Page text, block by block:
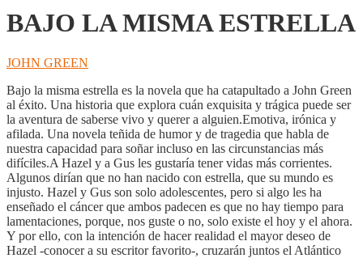
BAJO LA MISMA ESTRELLA
JOHN GREEN
Bajo la misma estrella es la novela que ha catapultado a John Green
al éxito. Una historia que explora cuán exquisita y trágica puede ser
la aventura de saberse vivo y querer a alguien.Emotiva, irónica y
afilada. Una novela teñida de humor y de tragedia que habla de
nuestra capacidad para soñar incluso en las circunstancias más
difíciles.A Hazel y a Gus les gustaría tener vidas más corrientes.
Algunos dirían que no han nacido con estrella, que su mundo es
injusto. Hazel y Gus son solo adolescentes, pero si algo les ha
enseñado el cáncer que ambos padecen es que no hay tiempo para
lamentaciones, porque, nos guste o no, solo existe el hoy y el ahora.
Y por ello, con la intención de hacer realidad el mayor deseo de
Hazel -conocer a su escritor favorito-, cruzarán juntos el Atlántico